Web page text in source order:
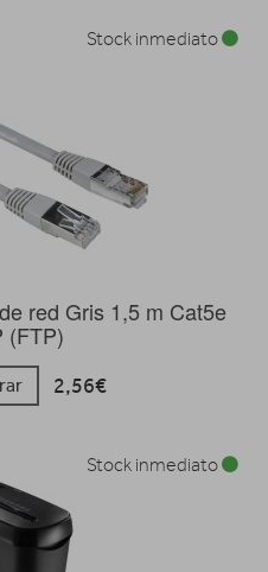
red Gris 1,5 m Cat5e
(FTP)
2,56€
Stock inmediato
Stock inmediato